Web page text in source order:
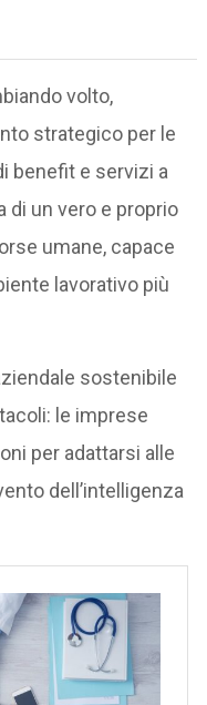
volto,
strategico per le
benefit e servizi a
di un vero e proprio
umane, capace
lavorativo più
sostenibile
le imprese
per adattarsi alle
dell’intelligenza